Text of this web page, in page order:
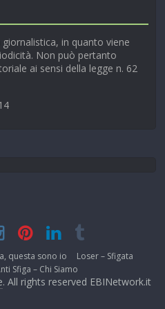
in quanto viene
Non può pertanto
ai sensi della legge n. 62
questa sono io
Loser – Sfigata
Sfiga – Chi Siamo
. All rights reserved EBINetwork.it